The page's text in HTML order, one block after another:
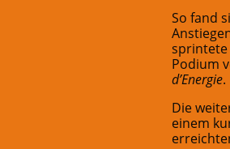
So fand
sprintete
Podium
d’Energie.
Die
einem